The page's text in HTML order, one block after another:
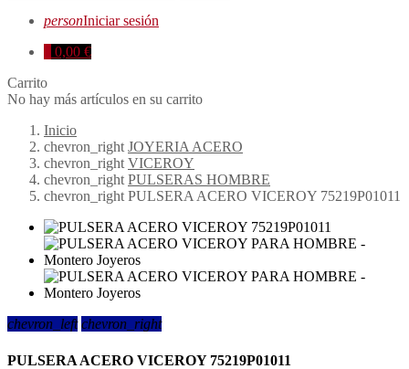
personIniciar sesión
0,00 €
Carrito
No hay más artículos en su carrito
Inicio
chevron_right JOYERIA ACERO
chevron_right VICEROY
chevron_right PULSERAS HOMBRE
chevron_right PULSERA ACERO VICEROY 75219P01011
chevron_left chevron_right
PULSERA ACERO VICEROY 75219P01011